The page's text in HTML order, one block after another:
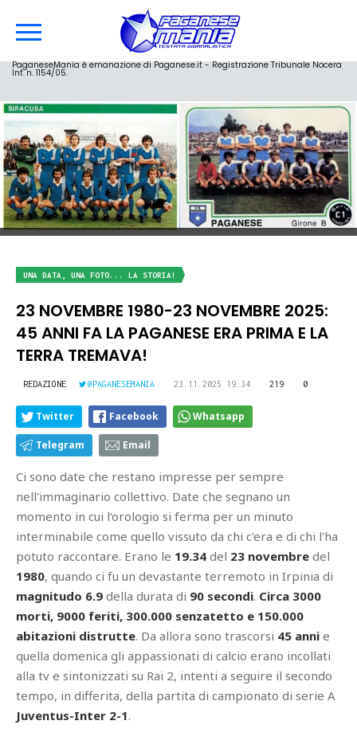
PaganeseMania è emanazione di Paganese.it - Registrazione Tribunale Nocera
Inf. n. 1154/05.
UNA DATA, UNA FOTO... LA STORIA!
23 NOVEMBRE 1980-23 NOVEMBRE 2025:
45 ANNI FA LA PAGANESE ERA PRIMA E LA
TERRA TREMAVA!
REDAZIONE @PAGANESEMANIA 23.11.2025 19:34 219 0
Twitter Facebook Whatsapp
Telegram Email
Ci sono date che restano impresse per sempre
nell'immaginario collettivo. Date che segnano un
momento in cui l'orologio si ferma per un minuto
interminabile come quello vissuto da chi c'era e di chi l'ha
potuto raccontare. Erano le 19.34 del 23 novembre del
1980, quando ci fu un devastante terremoto in Irpinia di
magnitudo 6.9 della durata di 90 secondi. Circa 3000
morti, 9000 feriti, 300.000 senzatetto e 150.000
abitazioni distrutte. Da allora sono trascorsi 45 anni e
quella domenica gli appassionati di calcio erano incollati
alla tv e sintonizzati su Rai 2, intenti a seguire il secondo
tempo, in differita, della partita di campionato di serie A
Juventus-Inter 2-1.